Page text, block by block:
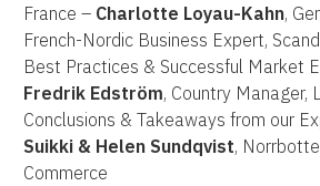
France – Charlotte Loyau-Kahn,
French-Nordic Business Expert,
Best Practices & Successful Market
Fredrik Edström, Country Manager,
Conclusions & Takeaways from our
Suikki & Helen Sundqvist,
Commerce